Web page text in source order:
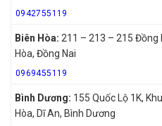
0942755119
Biên Hòa: 211 – 213 – 215 Đồng
Hòa, Đồng Nai
0969455119
Bình Dương: 155 Quốc Lộ 1K,
Hòa, Dĩ An, Bình Dương